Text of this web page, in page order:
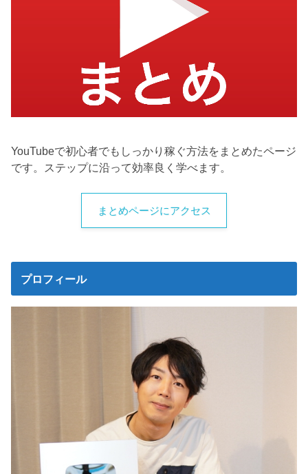
YouTubeで初心者でもしっかり稼ぐ方法をまとめたページ
です。ステップに沿って効率良く学べます。
まとめページにアクセス
プロフィール